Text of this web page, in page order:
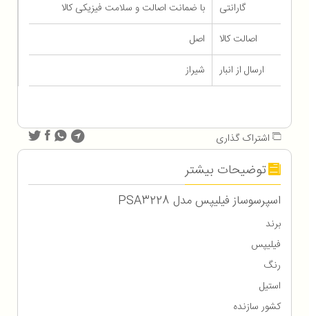
گارانتی
با ضمانت اصالت و سلامت فیزیکی کالا
اصالت کالا
اصل
ارسال از انبار
شیراز
اشتراک گذاری
توضیحات بیشتر
اسپرسوساز فیلیپس مدل PSA3228
برند
فیلیپس
رنگ
استیل
کشور سازنده